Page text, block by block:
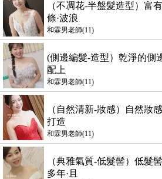
（不凋花-半盤髮造型）富
條·波浪
和霖男老師(11)
(側邊編髮-造型）乾淨的側
配上
和霖男老師(11)
（自然清新-妝感）自然妝
打造
和霖男老師(11)
（典雅氣質-低髮髻）低髮
多年·且